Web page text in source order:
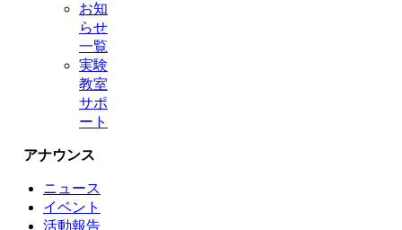
お知
らせ
一覧
実験
教室
サポ
ート
アナウンス
ニュース
イベント
活動報告